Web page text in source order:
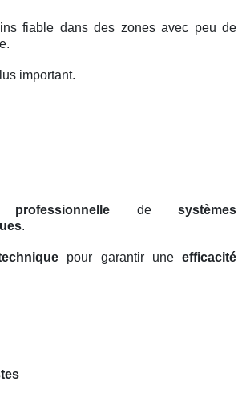
fiable dans des zones avec peu de
important.
professionnelle desystèmes
.
pour garantir uneefficacité